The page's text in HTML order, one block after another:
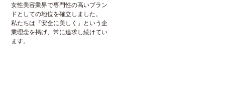
女性美容業界で専門性の高いブラン
ドとしての地位を確立しました。
私たちは『安全に美しく』という企
業理念を掲げ、常に追求し続けてい
ます。